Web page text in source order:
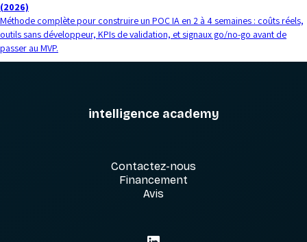
(2026)
Méthode complète pour construire un POC IA en 2 à 4 semaines : coûts réels,
outils sans développeur, KPIs de validation, et signaux go/no-go avant de
passer au MVP.
intelligence academy
Contactez-nous
Financement
Avis